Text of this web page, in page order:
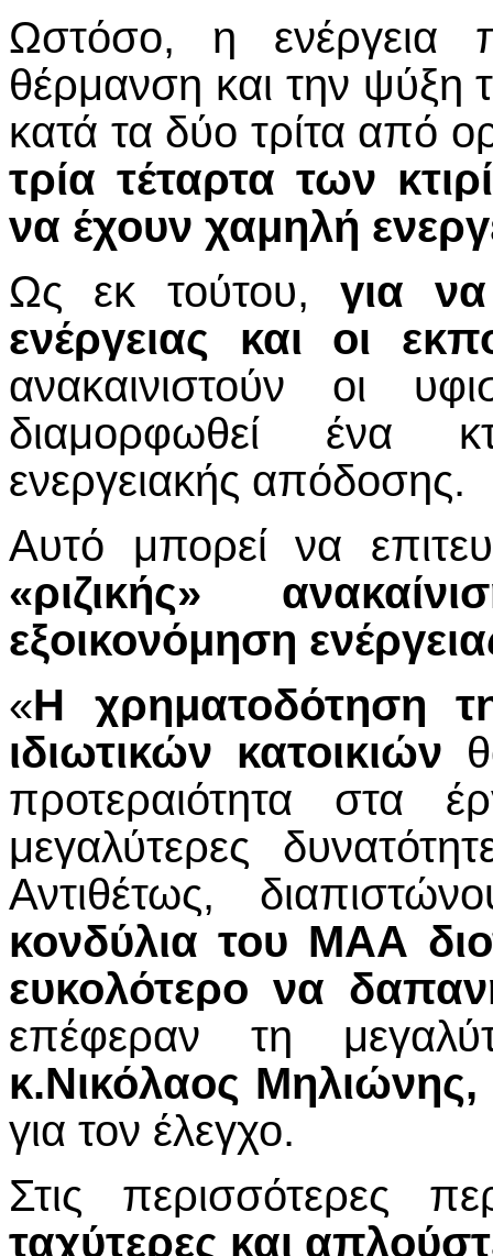
Ωστόσο, η ενέργεια
θέρμανση και την ψύξη
κατά τα δύο τρίτα από
τρία τέταρτα των
να έχουν χαμηλή
Ως εκ τούτου, για
ενέργειας και οι
ανακαινιστούν οι
διαμορφωθεί ένα
ενεργειακής απόδοσης.
Αυτό μπορεί να
«ριζικής»
εξοικονόμηση
«Η χρηματοδότηση
ιδιωτικών κατοικιών
προτεραιότητα στα
μεγαλύτερες
Αντιθέτως,
κονδύλια του ΜΑΑ
ευκολότερο να
επέφεραν τη
κ.Νικόλαος
για τον έλεγχο.
Στις περισσότερες
ταχύτερες και